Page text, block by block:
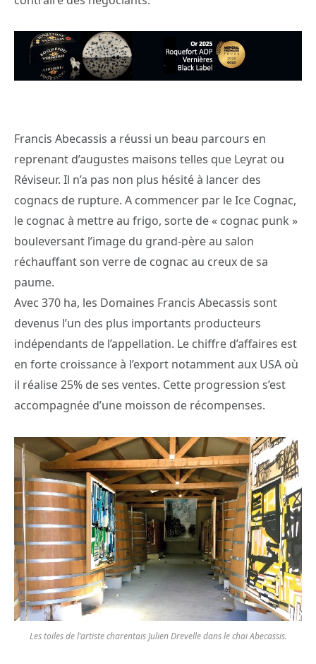
Francis Abecassis a réussi un beau parcours en
reprenant d’augustes maisons telles que Leyrat ou
Réviseur. Il n’a pas non plus hésité à lancer des
cognacs de rupture. A commencer par le Ice Cognac,
le cognac à mettre au frigo, sorte de « cognac punk »
bouleversant l’image du grand-père au salon
réchauffant son verre de cognac au creux de sa
paume.
Avec 370 ha, les Domaines Francis Abecassis sont
devenus l’un des plus importants producteurs
indépendants de l’appellation. Le chiffre d’affaires est
en forte croissance à l’export notamment aux USA où
il réalise 25% de ses ventes. Cette progression s’est
accompagnée d’une moisson de récompenses.
Les toiles de l’artiste charentais Julien Drevelle dans le chai Abecassis.